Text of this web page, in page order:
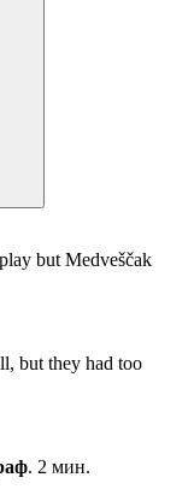
but Medveščak
but they had too
. 2 мин.